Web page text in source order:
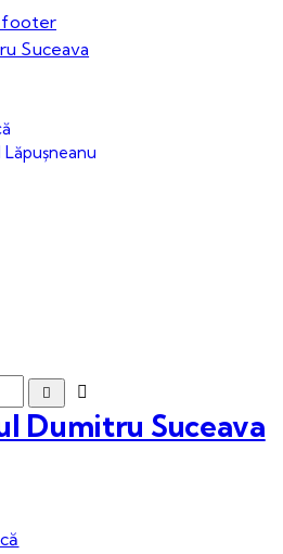
footer
Dumitru Suceava